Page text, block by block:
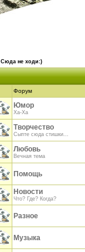
Сюда не ходи:)
Форум
Юмор
Ха-Ха
Творчество
Сыпте сюда стишки...
Любовь
Вечная тема
Помощь
Новости
Что? Где? Когда?
Разное
Музыка